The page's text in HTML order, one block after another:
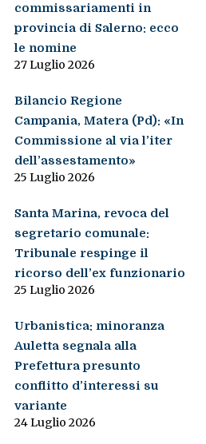
commissariamenti in
provincia di Salerno: ecco
le nomine
27 Luglio 2026
Bilancio Regione
Campania, Matera (Pd): «In
Commissione al via l’iter
dell’assestamento»
25 Luglio 2026
Santa Marina, revoca del
segretario comunale:
Tribunale respinge il
ricorso dell’ex funzionario
25 Luglio 2026
Urbanistica: minoranza
Auletta segnala alla
Prefettura presunto
conflitto d’interessi su
variante
24 Luglio 2026